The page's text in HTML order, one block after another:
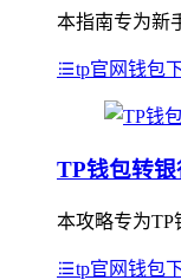
本指南专为新
tp官网钱包
TP钱包转
本攻略专为
tp官网钱包